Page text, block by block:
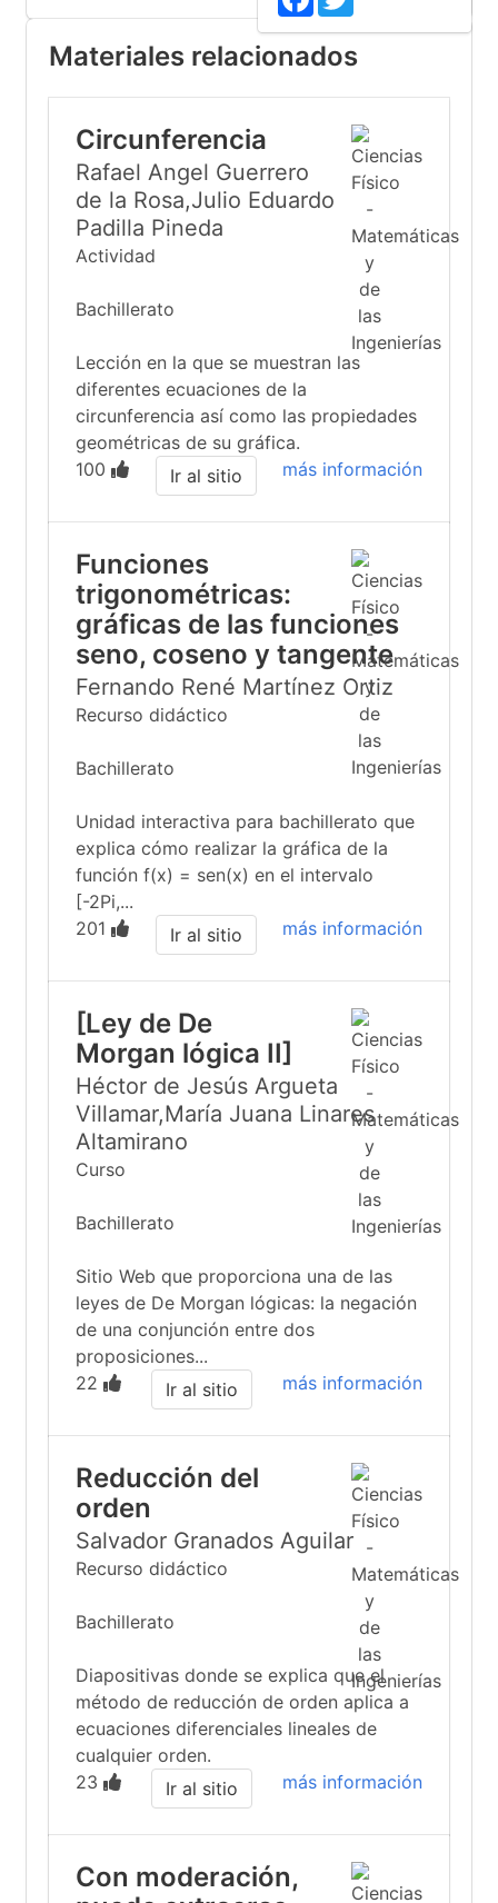
Materiales relacionados
Circunferencia
Rafael Angel Guerrero
de la Rosa,Julio Eduardo
Padilla Pineda
Actividad
Bachillerato
Lección en la que se muestran las
diferentes ecuaciones de la
circunferencia así como las propiedades
geométricas de su gráfica.
100
más información
Ir al sitio
Funciones
trigonométricas:
gráficas de las funciones
seno, coseno y tangente
Fernando René Martínez Ortiz
Recurso didáctico
Bachillerato
Unidad interactiva para bachillerato que
explica cómo realizar la gráfica de la
función f(x) = sen(x) en el intervalo
[-2Pi,...
201
más información
Ir al sitio
[Ley de De
Morgan lógica II]
Héctor de Jesús Argueta
Villamar,María Juana Linares
Altamirano
Curso
Bachillerato
Sitio Web que proporciona una de las
leyes de De Morgan lógicas: la negación
de una conjunción entre dos
proposiciones...
22
más información
Ir al sitio
Reducción del
orden
Salvador Granados Aguilar
Recurso didáctico
Bachillerato
Diapositivas donde se explica que el
método de reducción de orden aplica a
ecuaciones diferenciales lineales de
cualquier orden.
23
más información
Ir al sitio
Con moderación,